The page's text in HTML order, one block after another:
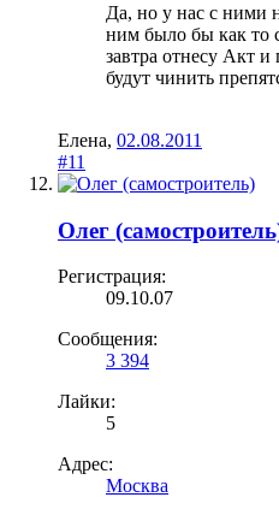
Да, но у нас с ними
ним было бы как то
завтра отнесу Акт и
будут чинить
Елена, 02.08.2011
#11
Олег
Регистрация:
09.10.07
Сообщения:
3 394
Лайки:
5
Адрес:
Москва